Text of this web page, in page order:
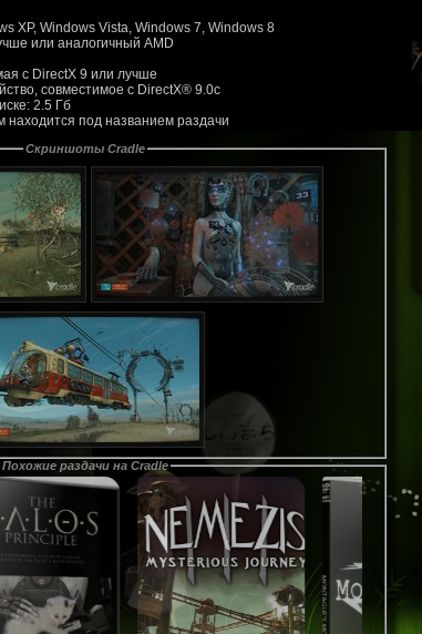
XP, Windows Vista, Windows 7, Windows 8
или аналогичный AMD
с DirectX 9 или лучше
совместимое с DirectX® 9.0с
2.5 Гб
находится под названием раздачи
Скриншоты Cradle
Похожие раздачи на Cradle
S1EGFR1ED